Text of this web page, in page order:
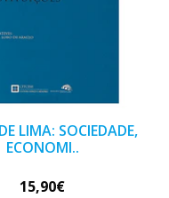
LIMA: SOCIEDADE,
ECONOMI..
15,90€